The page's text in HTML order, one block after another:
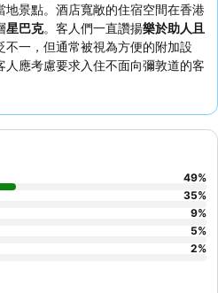
景點。酒店寬敞的住宿空間在香港
星巴克。客人們一直讚揚樂於助人且
不一，但通常被視為方便的附加設
應考慮要求入住不面向彌敦道的客
49%
35%
9%
5%
2%